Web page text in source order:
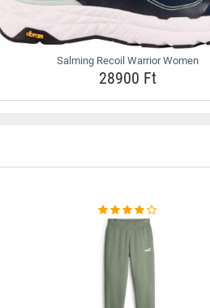
Salming Recoil Warrior Women
28900 Ft